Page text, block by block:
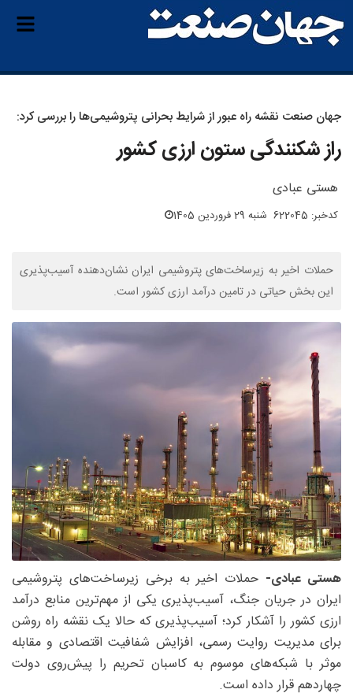
جهان صنعت نقشه راه عبور از شرایط بحرانی پتروشیمی‌ها را بررسی کرد:
راز شکنندگی ستون ارزی کشور
هستی عبادی
کدخبر: 622045 شنبه 29 فروردین 1405
حملات اخیر به زیرساخت‌های پتروشیمی ایران نشان‌دهنده آسیب‌پذیری
این بخش حیاتی در تامین درآمد ارزی کشور است.
هستی عبادی- حملات اخیر به برخی زیرساخت‌های پتروشیمی
ایران در جریان جنگ، آسیب‌پذیری یکی از مهم‌ترین منابع درآمد
ارزی کشور را آشکار کرد؛ آسیب‌پذیری که حالا یک نقشه راه روشن
برای مدیریت روایت رسمی، افزایش شفافیت اقتصادی و مقابله
موثر با شبکه‌های موسوم به کاسبان تحریم را پیش‌روی دولت
چهاردهم قرار داده است.